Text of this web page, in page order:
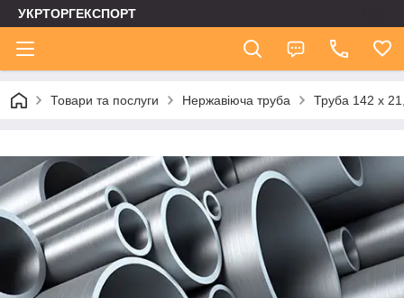
УКРТОРГЕКСПОРТ
Товари та послуги Нержавіюча труба Труба 142 х